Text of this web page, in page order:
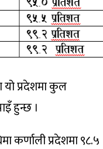
यो प्रदेशमा कुल
हुन्छ ।
कर्णाली प्रदेशमा ९८.५